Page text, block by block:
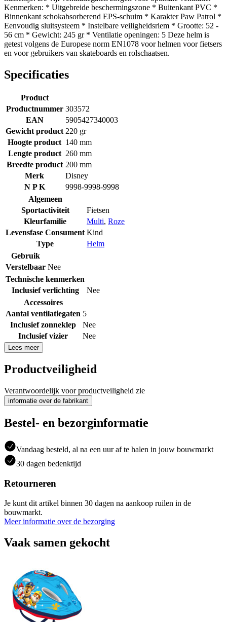
Kenmerken: * Uitgebreide beschermingszone * Buitenkant PVC *
Binnenkant schokabsorberend EPS-schuim * Karakter Paw Patrol *
Eenvoudig sluitsysteem * Instelbare veiligheidsriem * Grootte: 52 -
56 cm * Gewicht: 245 gr * Ventilatie openingen: 5 Deze helm is
getest volgens de Europese norm EN1078 voor helmen voor fietsers
en voor gebruikers van skateboards en rolschaatsen.
Specificaties
Product
Productnummer 303572
EAN
5905427340003
Gewicht product 220 gr
Hoogte product 140 mm
Lengte product 260 mm
Breedte product 200 mm
Merk
Disney
N P K
9998-9998-9998
Algemeen
Sportactiviteit
Fietsen
Kleurfamilie
Multi, Roze
Levensfase Consument Kind
Type
Helm
Gebruik
Verstelbaar Nee
Technische kenmerken
Inclusief verlichting
Nee
Accessoires
Aantal ventilatiegaten 5
Inclusief zonneklep
Nee
Inclusief vizier
Nee
Lees meer
Productveiligheid
Verantwoordelijk voor productveiligheid zie
informatie over de fabrikant
Bestel- en bezorginformatie
Vandaag besteld, al na een uur af te halen in jouw bouwmarkt
30 dagen bedenktijd
Retourneren
Je kunt dit artikel binnen 30 dagen na aankoop ruilen in de
bouwmarkt.
Meer informatie over de bezorging
Vaak samen gekocht